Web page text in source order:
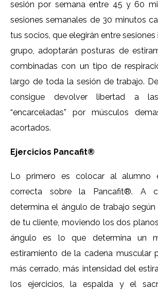
sesión por semana entre 45 y 60
sesiones semanales de 30 minutos
tus socios, que elegirán entre
grupo, adoptarán posturas de
combinadas con un tipo de
largo de toda la sesión de trabajo.
consigue devolver libertad a las
“encarceladas” por músculos
acortados.
Ejercicios Pancafit®
Lo primero es colocar al alumno
correcta sobre la Pancafit®. A
determina el ángulo de trabajo
de tu cliente, moviendo los dos
ángulo es lo que determina un
estiramiento de la cadena muscular
más cerrado, más intensidad del
los ejercicios, la espalda y el